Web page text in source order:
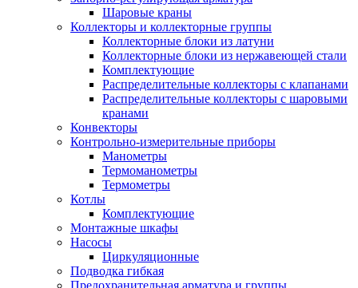
Шаровые краны
Коллекторы и коллекторные группы
Коллекторные блоки из латуни
Коллекторные блоки из нержавеющей стали
Комплектующие
Распределительные коллекторы с клапанами
Распределительные коллекторы с шаровыми
кранами
Конвекторы
Контрольно-измерительные приборы
Манометры
Термоманометры
Термометры
Котлы
Комплектующие
Монтажные шкафы
Насосы
Циркуляционные
Подводка гибкая
Предохранительная арматура и группы